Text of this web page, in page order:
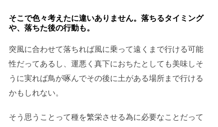
そこで色々考えたに違いありません。落ちるタイミング
や、落ちた後の行動も。
突風に合わせて落ちれば風に乗って遠くまで行ける可能
性だってあるし、運悪く真下におちたとしても美味しそ
うに実れば鳥が啄んでその後に土がある場所まで行ける
かもしれない。
そう思うことって種を繁栄させる為に必要なことだって